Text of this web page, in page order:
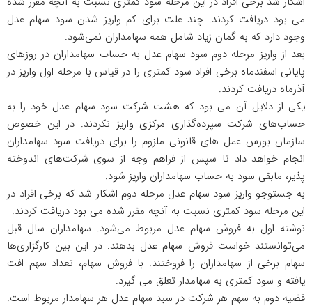
می بود دریافت کردند. چند علت برای کم واریز شدن سود سهام عدل
وجود دارد که به گمان زیاد شامل همه سهامداران نمی‌شود.
بعد از واریز مرحله دوم سود سهام عدل به حساب سهامداران در روزهای
پایانی اسفندماه برخی افراد سود کمتری را در قیاس با مرحله اول واریز در
آذرماه دریافت کردند.
یکی از دلایل آن می بود که هشت شرکت سود سهام عدل خود را به
حساب‌های شرکت سپرده‌گذاری مرکزی واریز نکردند. در این خصوص
سازمان بورس عمل های قانونی ملزوم را برای دریافت سود سهامداران
انجام خواهد داد تا سپس از فراهم وجه از سوی شرکت‌های اندوخته
پذیر، مابقی سود به حساب سهامداران واریز شود.
به جستوجو واریز سود سهام عدل مرحله دوم اشکار شد که برخی افراد در
این مرحله سود کمتری نسبت به آنچه مقرر شده می بود دریافت کردند.
نوشته اول به فروش سهام عدل مربوط می‌شود. سهامداران سال قبل
می‌توانستند خواست فروش سهام عدل بدهند. در این بین کارگزاری‌ها
سهام برخی از سهامداران را فروختند. با فروش سهام، تعداد سهم افت
یافته و سود کمتری به سهامدار تعلق می گیرد.
قضیه دوم به سهم هر شرکت در سبد سهام عدل هر سهامدار مربوط است.